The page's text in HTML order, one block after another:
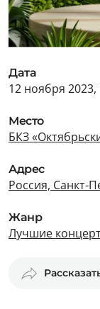
Дата
12 ноября 2023,
Место
БКЗ
Адрес
Россия, Санкт-
Жанр
Лучшие